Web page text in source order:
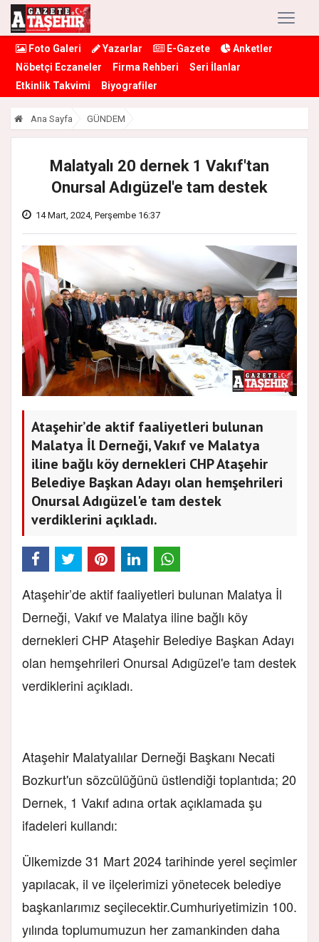
Foto Galeri Yazarlar E-Gazete
Anketler
Nöbetçi Eczaneler
Firma Rehberi
Seri İlanlar
Etkinlik Takvimi
Biyografiler
Ana Sayfa GÜNDEM
Malatyalı 20 dernek 1 Vakıf'tan
Onursal Adıgüzel'e tam destek
14 Mart, 2024, Perşembe 16:37
Ataşehir’de aktif faaliyetleri bulunan
Malatya İl Derneği, Vakıf ve Malatya
iline bağlı köy dernekleri CHP Ataşehir
Belediye Başkan Adayı olan hemşehrileri
Onursal Adıgüzel'e tam destek
verdiklerini açıkladı.
Ataşehir’de aktif faaliyetleri bulunan Malatya İl
Derneği, Vakıf ve Malatya iline bağlı köy
dernekleri CHP Ataşehir Belediye Başkan Adayı
olan hemşehrileri Onursal Adıgüzel'e tam destek
verdiklerini açıkladı.
Ataşehir Malatyalılar Derneği Başkanı Necati
Bozkurt'un sözcülüğünü üstlendiği toplantıda; 20
Dernek, 1 Vakıf adına ortak açıklamada şu
ifadeleri kullandı:
Ülkemizde 31 Mart 2024 tarihinde yerel seçimler
yapılacak, il ve ilçelerimizi yönetecek belediye
başkanlarımız seçilecektir.Cumhuriyetimizin 100.
yılında toplumumuzun her zamankinden daha